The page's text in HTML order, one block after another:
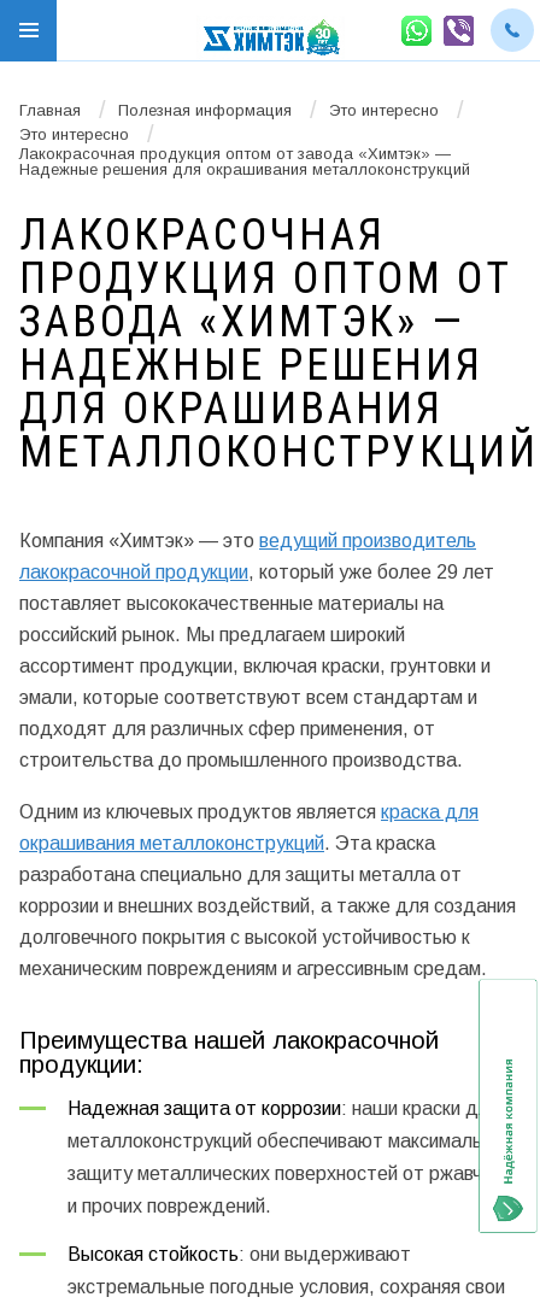
Главная / Полезная информация / Это интересно /
Это интересно /
Лакокрасочная продукция оптом от завода «Химтэк» —
Надежные решения для окрашивания металлоконструкций
ЛАКОКРАСОЧНАЯ
ПРОДУКЦИЯ ОПТОМ ОТ
ЗАВОДА «ХИМТЭК» —
НАДЕЖНЫЕ РЕШЕНИЯ
ДЛЯ ОКРАШИВАНИЯ
МЕТАЛЛОКОНСТРУКЦИЙ
Компания «Химтэк» — это ведущий производитель
лакокрасочной продукции, который уже более 29 лет
поставляет высококачественные материалы на
российский рынок. Мы предлагаем широкий
ассортимент продукции, включая краски, грунтовки и
эмали, которые соответствуют всем стандартам и
подходят для различных сфер применения, от
строительства до промышленного производства.
Одним из ключевых продуктов является краска для
окрашивания металлоконструкций. Эта краска
разработана специально для защиты металла от
коррозии и внешних воздействий, а также для создания
долговечного покрытия с высокой устойчивостью к
механическим повреждениям и агрессивным средам.
Преимущества нашей лакокрасочной
продукции:
Надежная защита от коррозии: наши краски для
металлоконструкций обеспечивают максимальную
защиту металлических поверхностей от ржавчины
и прочих повреждений.
Высокая стойкость: они выдерживают
экстремальные погодные условия, сохраняя свои